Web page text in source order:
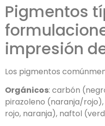
Pigmentos
impresión
Los pigmentos
Orgánicos: carbón
pirazoleno (naranja/
rojo, naranja), naftol